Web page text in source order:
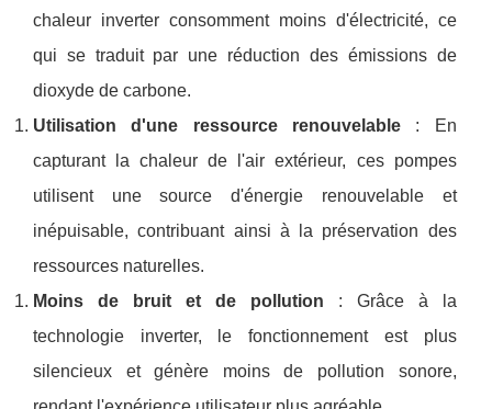
chaleur inverter consomment moins d'électricité, ce
qui se traduit par une réduction des émissions de
dioxyde de carbone.
Utilisation d'une ressource renouvelable: En
capturant la chaleur de l'air extérieur, ces pompes
utilisent une source d'énergie renouvelable et
inépuisable, contribuant ainsi à la préservation des
ressources naturelles.
Moins de bruit et de pollution : Grâce à la
technologie inverter, le fonctionnement est plus
silencieux et génère moins de pollution sonore,